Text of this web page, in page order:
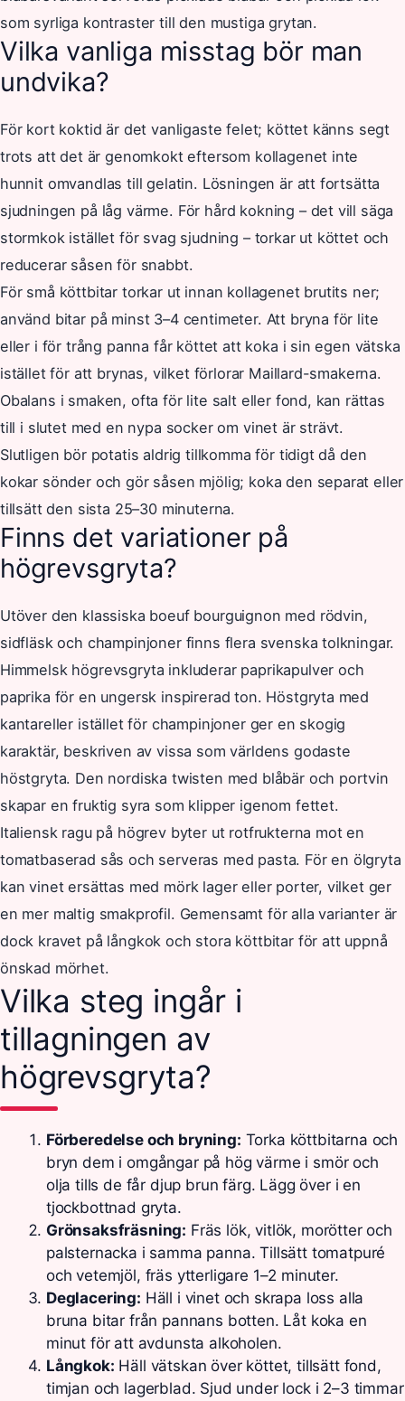
som syrliga kontraster till den mustiga grytan.
Vilka vanliga misstag bör man
undvika?
För kort koktid är det vanligaste felet; köttet känns segt
trots att det är genomkokt eftersom kollagenet inte
hunnit omvandlas till gelatin. Lösningen är att fortsätta
sjudningen på låg värme. För hård kokning – det vill säga
stormkok istället för svag sjudning – torkar ut köttet och
reducerar såsen för snabbt.
För små köttbitar torkar ut innan kollagenet brutits ner;
använd bitar på minst 3–4 centimeter. Att bryna för lite
eller i för trång panna får köttet att koka i sin egen vätska
istället för att brynas, vilket förlorar Maillard-smakerna.
Obalans i smaken, ofta för lite salt eller fond, kan rättas
till i slutet med en nypa socker om vinet är strävt.
Slutligen bör potatis aldrig tillkomma för tidigt då den
kokar sönder och gör såsen mjölig; koka den separat eller
tillsätt den sista 25–30 minuterna.
Finns det variationer på
högrevsgryta?
Utöver den klassiska boeuf bourguignon med rödvin,
sidfläsk och champinjoner finns flera svenska tolkningar.
Himmelsk högrevsgryta inkluderar paprikapulver och
paprika för en ungersk inspirerad ton. Höstgryta med
kantareller istället för champinjoner ger en skogig
karaktär, beskriven av vissa som världens godaste
höstgryta. Den nordiska twisten med blåbär och portvin
skapar en fruktig syra som klipper igenom fettet.
Italiensk ragu på högrev byter ut rotfrukterna mot en
tomatbaserad sås och serveras med pasta. För en ölgryta
kan vinet ersättas med mörk lager eller porter, vilket ger
en mer maltig smakprofil. Gemensamt för alla varianter är
dock kravet på långkok och stora köttbitar för att uppnå
önskad mörhet.
Vilka steg ingår i
tillagningen av
högrevsgryta?
Förberedelse och bryning: Torka köttbitarna och
bryn dem i omgångar på hög värme i smör och
olja tills de får djup brun färg. Lägg över i en
tjockbottnad gryta.
Grönsaksfräsning: Fräs lök, vitlök, morötter och
palsternacka i samma panna. Tillsätt tomatpuré
och vetemjöl, fräs ytterligare 1–2 minuter.
Deglacering: Häll i vinet och skrapa loss alla
bruna bitar från pannans botten. Låt koka en
minut för att avdunsta alkoholen.
Långkok: Häll vätskan över köttet, tillsätt fond,
timjan och lagerblad. Sjud under lock i 2–3 timmar